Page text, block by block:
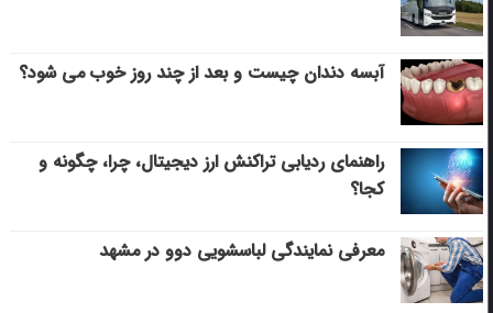
آبسه دندان چیست و بعد از چند روز خوب می‌ شود؟
راهنمای ردیابی تراکنش ارز دیجیتال، چرا، چگونه و
کجا؟
معرفی نمایندگی لباسشویی دوو در مشهد